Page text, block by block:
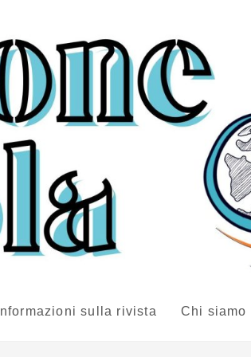
Informazioni sulla rivista Chi siamo